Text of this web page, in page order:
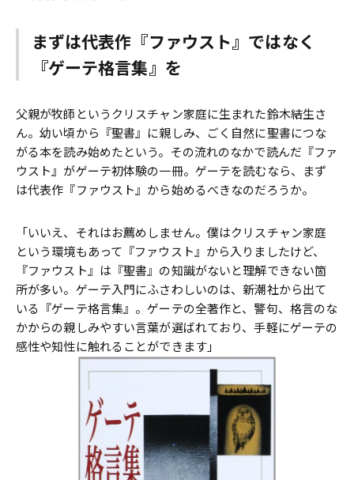
まずは代表作『ファウスト』ではなく
『ゲーテ格言集』を
父親が牧師というクリスチャン家庭に生まれた鈴木結生さ
ん。幼い頃から『聖書』に親しみ、ごく自然に聖書につな
がる本を読み始めたという。その流れのなかで読んだ『ファ
ウスト』がゲーテ初体験の一冊。ゲーテを読むなら、まず
は代表作『ファウスト』から始めるべきなのだろうか。
「いいえ、それはお薦めしません。僕はクリスチャン家庭
という環境もあって『ファウスト』から入りましたけど、
『ファウスト』は『聖書』の知識がないと理解できない箇
所が多い。ゲーテ入門にふさわしいのは、新潮社から出て
いる『ゲーテ格言集』。ゲーテの全著作と、警句、格言のな
かからの親しみやすい言葉が選ばれており、手軽にゲーテの
感性や知性に触れることができます」